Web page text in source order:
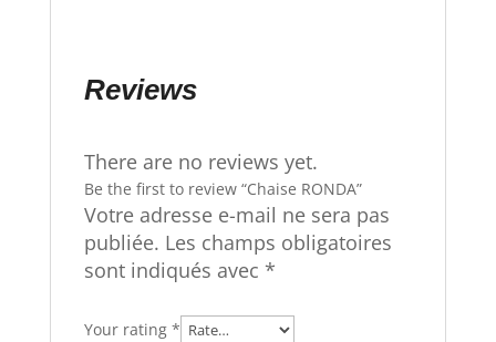
Reviews
There are no reviews yet.
Be the first to review “Chaise RONDA”
Votre adresse e-mail ne sera pas
publiée. Les champs obligatoires
sont indiqués avec *
Your rating *